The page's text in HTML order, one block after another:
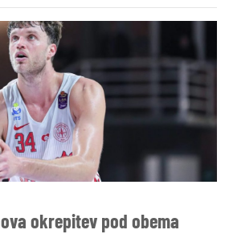
okrepitev pod obema